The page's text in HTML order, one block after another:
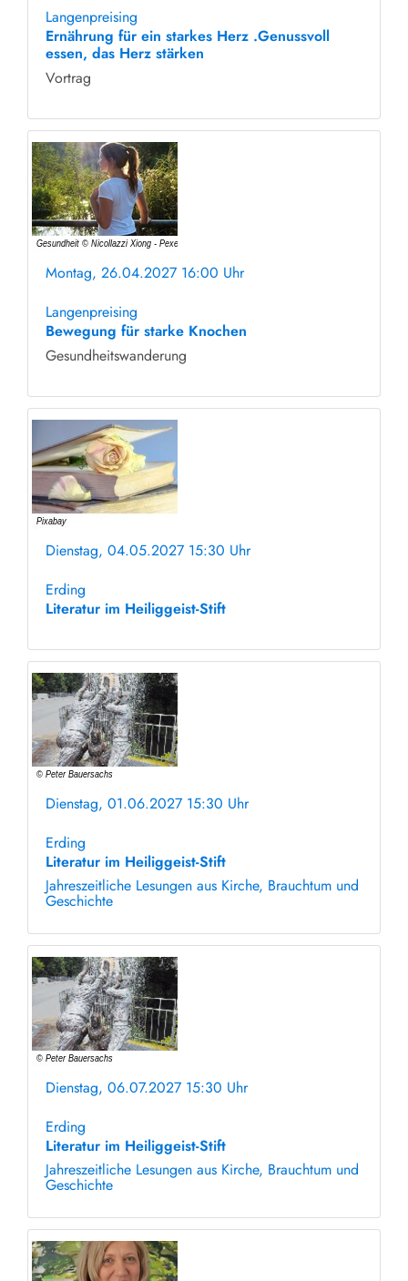
Langenpreising
Ernährung für ein starkes Herz .Genussvoll
essen, das Herz stärken
Vortrag
Montag, 26.04.2027 16:00 Uhr
Langenpreising
Bewegung für starke Knochen
Gesundheitswanderung
Dienstag, 04.05.2027 15:30 Uhr
Erding
Literatur im Heiliggeist-Stift
Dienstag, 01.06.2027 15:30 Uhr
Erding
Literatur im Heiliggeist-Stift
Jahreszeitliche Lesungen aus Kirche, Brauchtum und
Geschichte
Dienstag, 06.07.2027 15:30 Uhr
Erding
Literatur im Heiliggeist-Stift
Jahreszeitliche Lesungen aus Kirche, Brauchtum und
Geschichte